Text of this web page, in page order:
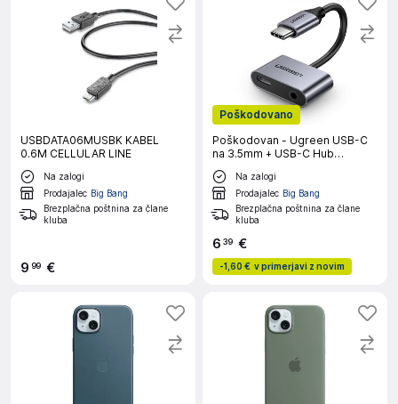
USBDATA06MUSBK KABEL
0.6M CELLULAR LINE
Na zalogi
Prodajalec Big Bang
Brezplačna poštnina za člane
kluba
9 99 €
Poškodovano
Poškodovan - Ugreen USB-C
na 3.5mm + USB-C Hub
Adapter
Na zalogi
Prodajalec Big Bang
Brezplačna poštnina za člane
kluba
6 39 €
-1,60 € v primerjavi z novim